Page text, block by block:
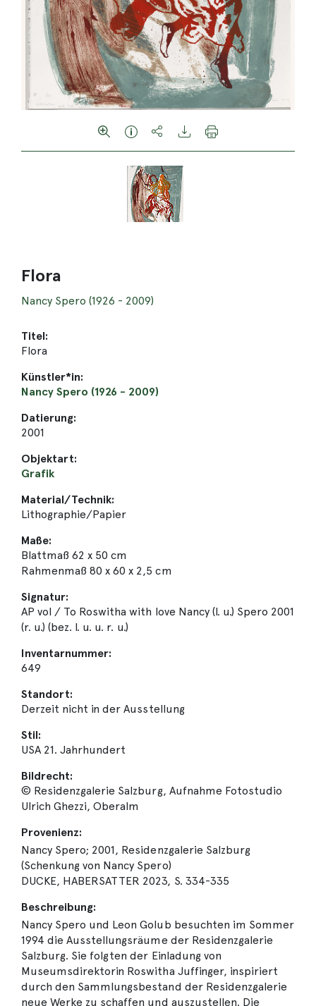
Flora
Nancy Spero (1926 - 2009)
Titel:
Flora
Künstler*in:
Nancy Spero (1926 - 2009)
Datierung:
2001
Objektart:
Grafik
Material/Technik:
Lithographie/Papier
Maße:
Blattmaß 62 x 50 cm
Rahmenmaß 80 x 60 x 2,5 cm
Signatur:
AP vol / To Roswitha with love Nancy (l. u.) Spero 2001
(r. u.) (bez. l. u. u. r. u.)
Inventarnummer:
649
Standort:
Derzeit nicht in der Ausstellung
Stil:
USA 21. Jahrhundert
Bildrecht:
© Residenzgalerie Salzburg, Aufnahme Fotostudio
Ulrich Ghezzi, Oberalm
Provenienz:
Nancy Spero; 2001, Residenzgalerie Salzburg
(Schenkung von Nancy Spero)
DUCKE, HABERSATTER 2023, S. 334-335
Beschreibung:
Nancy Spero und Leon Golub besuchten im Sommer
1994 die Ausstellungsräume der Residenzgalerie
Salzburg. Sie folgten der Einladung von
Museumsdirektorin Roswitha Juffinger, inspiriert
durch den Sammlungsbestand der Residenzgalerie
neue Werke zu schaffen und auszustellen. Die